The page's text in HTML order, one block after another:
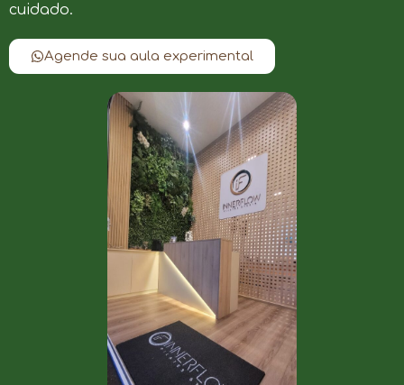
cuidado.
Agende sua aula experimental